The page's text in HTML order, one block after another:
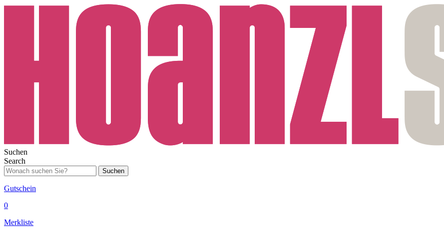
Suchen
Search
Suchen
Gutschein
0
Merkliste